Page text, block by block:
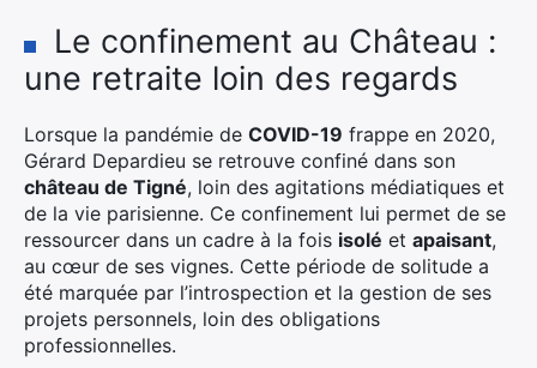
Le confinement au Château :
une retraite loin des regards
Lorsque la pandémie de COVID-19 frappe en 2020,
Gérard Depardieu se retrouve confiné dans son
château de Tigné, loin des agitations médiatiques et
de la vie parisienne. Ce confinement lui permet de se
ressourcer dans un cadre à la fois isolé et apaisant,
au cœur de ses vignes. Cette période de solitude a
été marquée par l’introspection et la gestion de ses
projets personnels, loin des obligations
professionnelles.